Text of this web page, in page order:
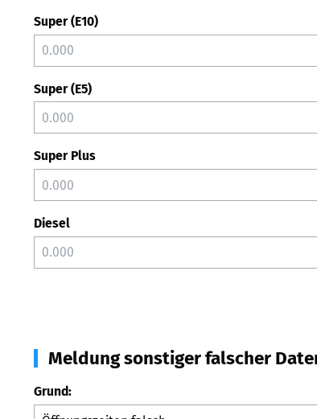
Super (E10)
Super (E5)
Super Plus
Diesel
Meldung sonstiger falscher
Grund: